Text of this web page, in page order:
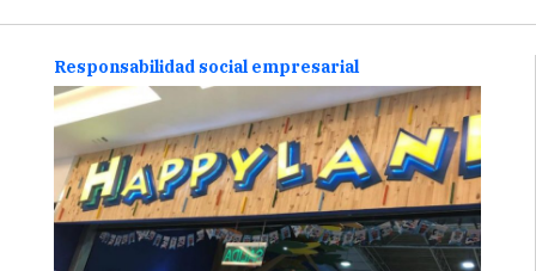
seleccionadas a nivel nacional a través de
distintas ONG…
Continuar
Responsabilidad social empresarial